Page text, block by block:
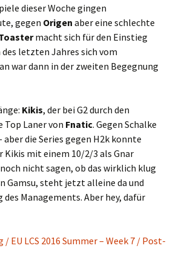
dieser Woche gingen
gegen Origen aber eine schlechte
macht sich für den Einstieg
letzten Jahres sich vom
war dann in der zweiten Begegnung
Kikis, der bei G2 durch den
Top Laner von Fnatic. Gegen Schalke
die Series gegen H2k konnte
Kikis mit einem 10/2/3 als Gnar
nicht sagen, ob das wirklich klug
Gamsu, steht jetzt alleine da und
Managements. Aber hey, dafür
EU LCS 2016 Summer – Week 7 / Post-